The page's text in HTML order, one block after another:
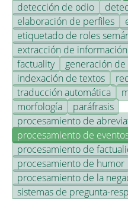
detección de odio
elaboración de perfiles
etiquetado de roles
extracción de información
factuality
generación
indexación de textos
traducción automática
morfología
paráfrasis
procesamiento de
procesamiento de
procesamiento de
procesamiento de humor
procesamiento de la
sistemas de pregunta-